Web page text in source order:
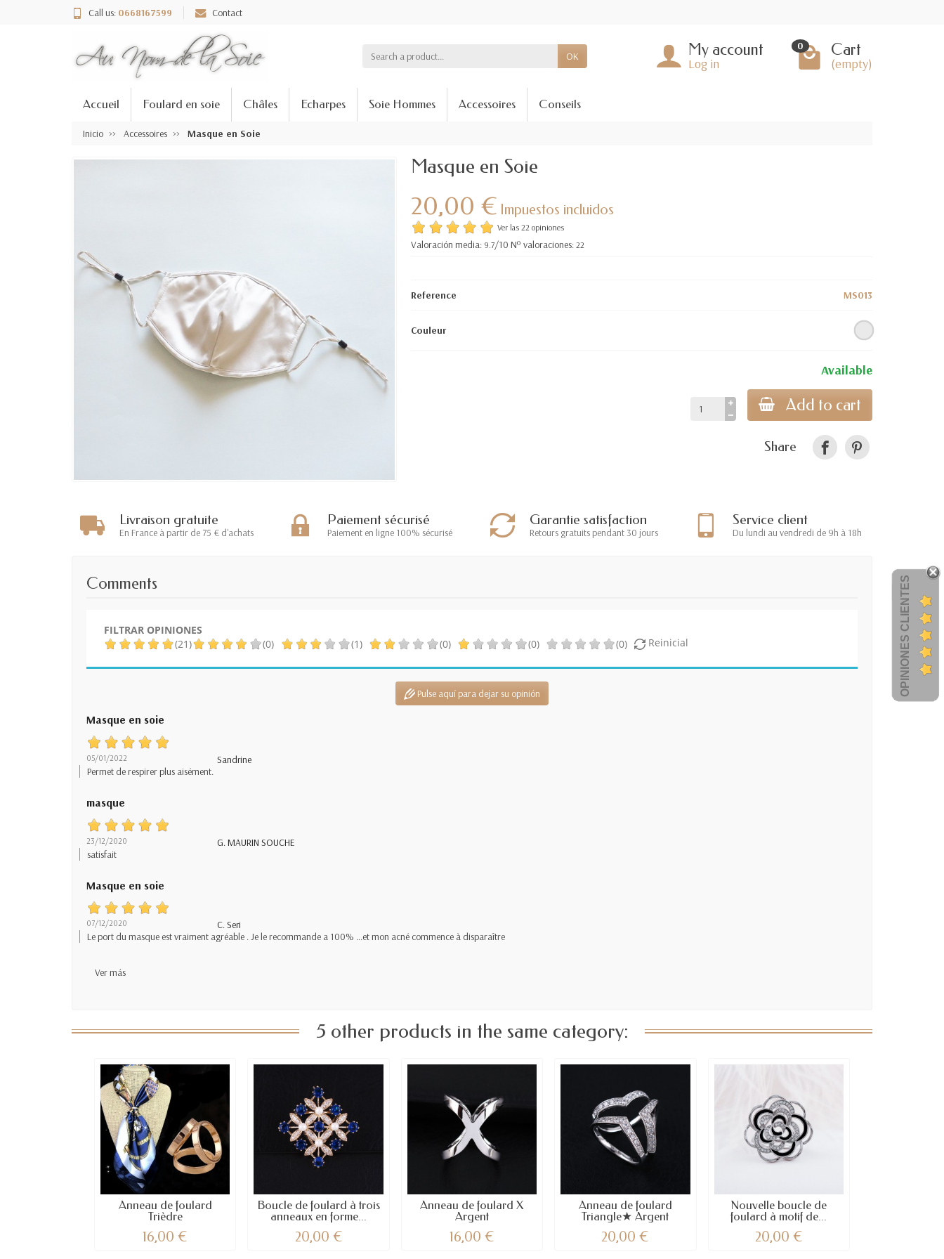
Call us: 0668167599 Contact
OK My account
Log in
0 Cart
(empty)
Accueil Foulard en soie Châles Echarpes Soie Hommes Accessoires Conseils
Inicio Accessoires Masque en Soie
Masque en Soie
20,00 € Impuestos incluidos
Ver las 22 opiniones
Valoración media: 9.7/10 Nº valoraciones:22
Reference MS013
Couleur
Available
Add to cart
Share
Livraison gratuite
En France à partir de 75 € d'achats
Paiement sécurisé
Paiement en ligne 100% sécurisé
Garantie satisfaction
Retours gratuits pendant 30 jours
Service client
Du lundi au vendredi de 9h à 18h
Comments
FILTRAR OPINIONES
(21)
(0) (1) (0) (0) (0) Reinicial
Pulse aquí para dejar su opinión
Masque en soie
05/01/2022 Sandrine
Permet de respirer plus aisément.
masque
23/12/2020 G. MAURIN SOUCHE
satisfait
Masque en soie
07/12/2020 C. Seri
Le port du masque est vraiment agréable . Je le recommande a 100% ...et mon acné commence à disparaître
Ver más
5 other products in the same category:
Anneau de foulard
Trièdre
16,00 €
Boucle de foulard à trois
anneaux en forme...
20,00 €
Anneau de foulard X
Argent
16,00 €
Anneau de foulard
Triangle★ Argent
20,00 €
Nouvelle boucle de
foulard à motif de...
20,00 €
OPINIONES CLIENTES